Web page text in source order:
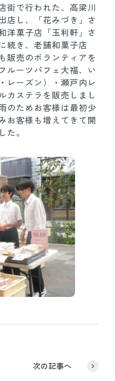
街で行われた、高梁川
店し、「花みづき」さ
洋菓子店「玉利軒」さ
続き、老舗和菓子店
販売のボランティアを
ルーツパフェ大福、い
レーズン）・瀬戸内レ
カステラを販売しまし
のためお客様は最初少
お客様も増えてきて開
。
次の記事へ